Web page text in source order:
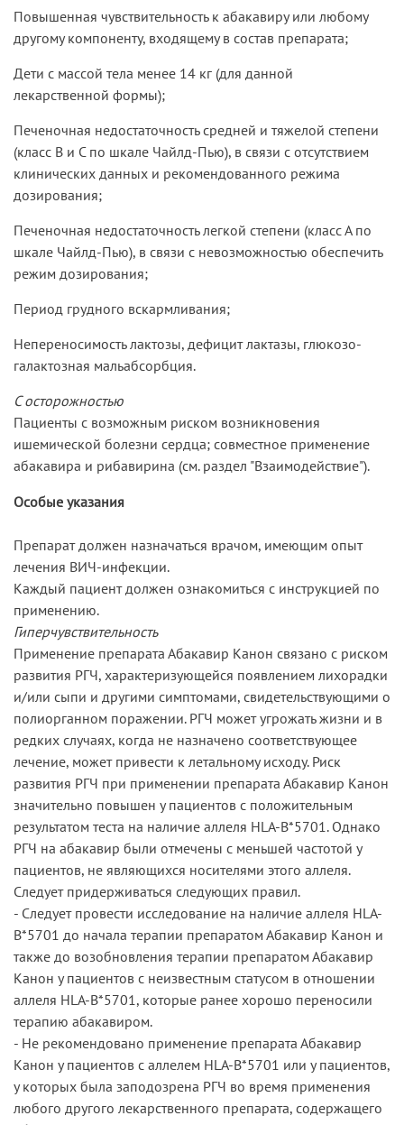
Повышенная чувствительность к абакавиру или любому
другому компоненту, входящему в состав препарата;
Дети с массой тела менее 14 кг (для данной
лекарственной формы);
Печеночная недостаточность средней и тяжелой степени
(класс В и С по шкале Чайлд-Пью), в связи с отсутствием
клинических данных и рекомендованного режима
дозирования;
Печеночная недостаточность легкой степени (класс А по
шкале Чайлд-Пью), в связи с невозможностью обеспечить
режим дозирования;
Период грудного вскармливания;
Непереносимость лактозы, дефицит лактазы, глюкозо-
галактозная мальабсорбция.
С осторожностью
Пациенты с возможным риском возникновения
ишемической болезни сердца; совместное применение
абакавира и рибавирина (см. раздел "Взаимодействие").
Особые указания
Препарат должен назначаться врачом, имеющим опыт
лечения ВИЧ-инфекции.
Каждый пациент должен ознакомиться с инструкцией по
применению.
Гиперчувствительность
Применение препарата Абакавир Канон связано с риском
развития РГЧ, характеризующейся появлением лихорадки
и/или сыпи и другими симптомами, свидетельствующими о
полиорганном поражении. РГЧ может угрожать жизни и в
редких случаях, когда не назначено соответствующее
лечение, может привести к летальному исходу. Риск
развития РГЧ при применении препарата Абакавир Канон
значительно повышен у пациентов с положительным
результатом теста на наличие аллеля HLA-B*5701. Однако
РГЧ на абакавир были отмечены с меньшей частотой у
пациентов, не являющихся носителями этого аллеля.
Следует придерживаться следующих правил.
- Следует провести исследование на наличие аллеля HLA-
B*5701 до начала терапии препаратом Абакавир Канон и
также до возобновления терапии препаратом Абакавир
Канон у пациентов с неизвестным статусом в отношении
аллеля HLA-B*5701, которые ранее хорошо переносили
терапию абакавиром.
- Не рекомендовано применение препарата Абакавир
Канон у пациентов с аллелем HLA-B*5701 или у пациентов,
у которых была заподозрена РГЧ во время применения
любого другого лекарственного препарата, содержащего